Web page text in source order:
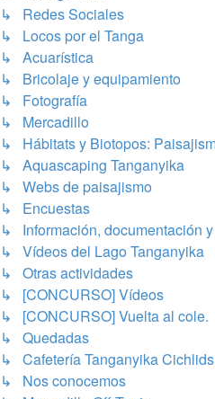
↳ Redes Sociales
↳ Locos por el Tanga
↳ Acuarística
↳ Bricolaje y equipamiento
↳ Fotografía
↳ Mercadillo
↳ Hábitats y Biotopos:
↳ Aquascaping Tanganyika
↳ Webs de paisajismo
↳ Encuestas
↳ Información, documentación
↳ Vídeos del Lago Tanganyika
↳ Otras actividades
↳ [CONCURSO] Vídeos
↳ [CONCURSO] Vuelta al cole.
↳ Quedadas
↳ Cafetería Tanganyika Cichlids
↳ Nos conocemos